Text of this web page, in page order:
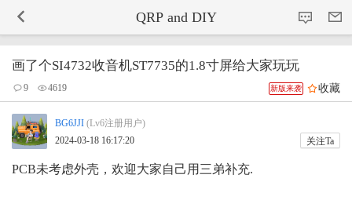
QRP and DIY
画了个SI4732收音机ST7735的1.8寸屏给大家玩玩
9 4619 新版来袭 收藏
BG6JJI (Lv6注册用户)
2024-03-18 16:17:20
关注Ta
PCB未考虑外壳，欢迎大家自己用三弟补充.